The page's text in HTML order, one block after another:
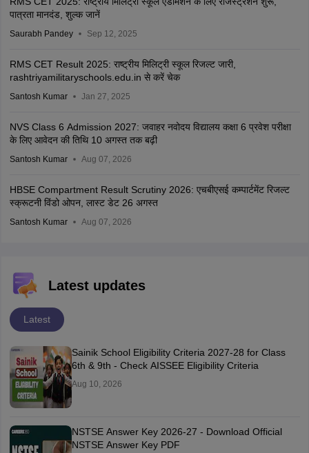
पात्रता मानदंड, शुल्क जानें
Saurabh Pandey Sep 12, 2025
RMS CET Result 2025: राष्ट्रीय मिलिट्री स्कूल रिजल्ट जारी,
rashtriyamilitaryschools.edu.in से करें चेक
Santosh Kumar Jan 27, 2025
NVS Class 6 Admission 2027: जवाहर नवोदय विद्यालय कक्षा 6 प्रवेश परीक्षा
के लिए आवेदन की तिथि 10 अगस्त तक बढ़ी
Santosh Kumar Aug 07, 2026
HBSE Compartment Result Scrutiny 2026: एचबीएसई कम्पार्टमेंट रिजल्ट
स्क्रूटनी विंडो ओपन, लास्ट डेट 26 अगस्त
Santosh Kumar Aug 07, 2026
Latest updates
Latest
Sainik School Eligibility Criteria 2027-28 for Class
6th & 9th - Check AISSEE Eligibility Criteria
Aug 10, 2026
NSTSE Answer Key 2026-27 - Download Official
NSTSE Answer Key PDF